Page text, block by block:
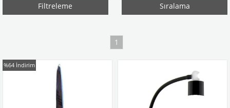
Filtreleme Sıralama
1
%64 İndirim